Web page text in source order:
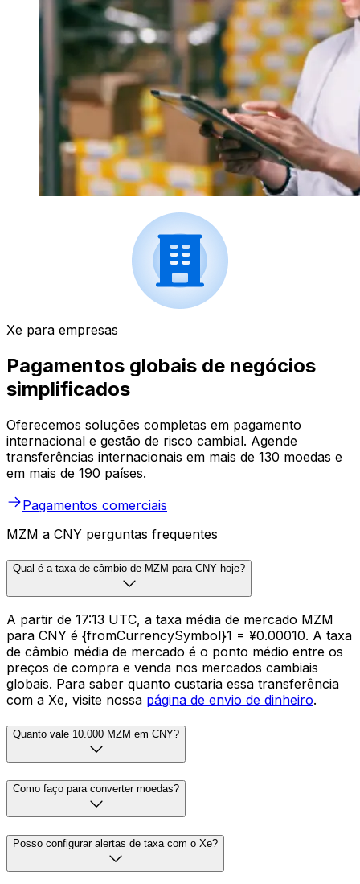
Xe para empresas
Pagamentos globais de negócios
simplificados
Oferecemos soluções completas em pagamento
internacional e gestão de risco cambial. Agende
transferências internacionais em mais de 130 moedas e
em mais de 190 países.
Pagamentos comerciais
MZM a CNY perguntas frequentes
Qual é a taxa de câmbio de MZM para CNY hoje?
A partir de 17:13 UTC, a taxa média de mercado MZM
para CNY é {fromCurrencySymbol}1 = ¥0.00010. A taxa
de câmbio média de mercado é o ponto médio entre os
preços de compra e venda nos mercados cambiais
globais. Para saber quanto custaria essa transferência
com a Xe, visite nossa página de envio de dinheiro.
Quanto vale 10.000 MZM em CNY?
Como faço para converter moedas?
Posso configurar alertas de taxa com o Xe?